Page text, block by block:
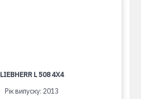
LIEBHERR L 508 4X4
Рік випуску: 2013